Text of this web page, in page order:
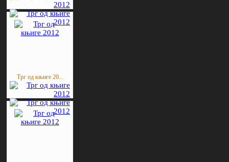
Трг од књиге 20...